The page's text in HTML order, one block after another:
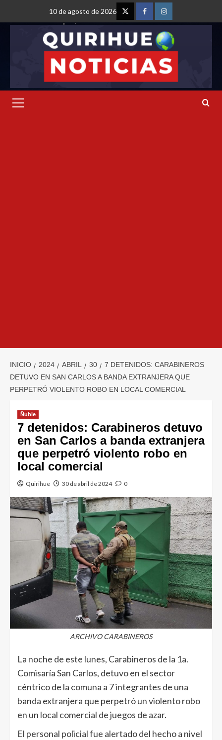
10 de agosto de 2026
INICIO 2024 ABRIL 30
7 DETENIDOS: CARABINEROS
DETUVO EN SAN CARLOS A BANDA EXTRANJERA QUE
PERPETRÓ VIOLENTO ROBO EN LOCAL COMERCIAL
Ñuble
7 detenidos: Carabineros detuvo
en San Carlos a banda extranjera
que perpetró violento robo en
local comercial
Quirihue 30 de abril de 2024 0
ARCHIVO CARABINEROS
La noche de este lunes, Carabineros de la 1a.
Comisaría San Carlos, detuvo en el sector
céntrico de la comuna a 7 integrantes de una
banda extranjera que perpetró un violento robo
en un local comercial de juegos de azar.
El personal policial fue alertado del hecho a nivel